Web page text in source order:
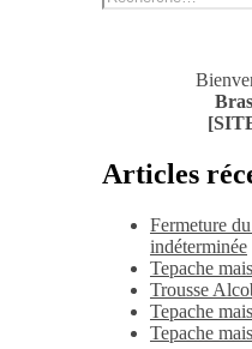
Articles
Fermeture
indéterminée
Tepache
Trousse
Tepache
Tepache